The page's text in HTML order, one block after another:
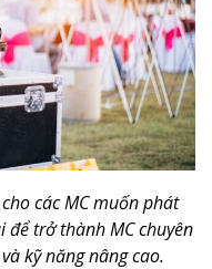
các MC muốn phát
để trở thành MC chuyên
kỹ năng nâng cao.